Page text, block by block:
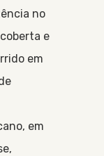
no
e
em
em